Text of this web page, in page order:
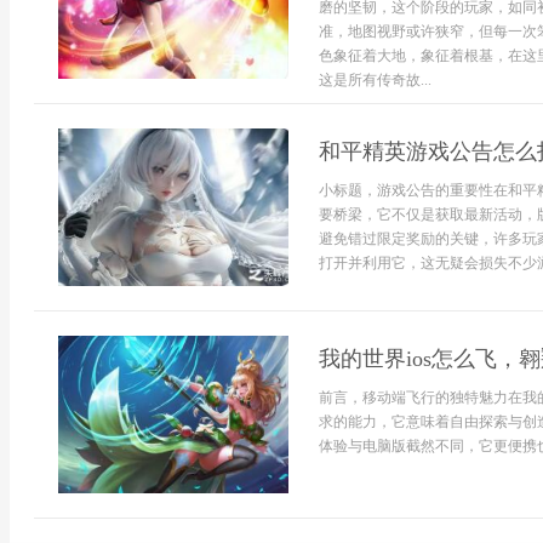
磨的坚韧，这个阶段的玩家，如
准，地图视野或许狭窄，但每一
色象征着大地，象征着根基，在
这是所有传奇故...
和平精英游戏公告怎
小标题，游戏公告的重要性在和
要桥梁，它不仅是获取最新活动
避免错过限定奖励的关键，许多
打开并利用它，这无疑会损失不少
我的世界ios怎么飞，
前言，移动端飞行的独特魅力在
求的能力，它意味着自由探索与
体验与电脑版截然不同，它更便